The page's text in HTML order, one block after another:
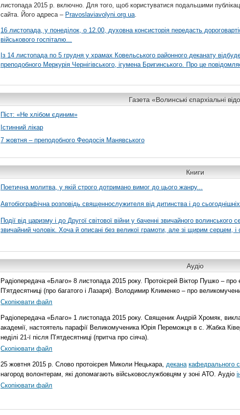
листопада 2015 р. включно. Для того, щоб користуватися подальшими
сайта. Його адреса – Pravoslaviavolyni.org.ua.
16 листопада, у понеділок, о 12.00, духовна консисторія передасть
військового госпіталю...
Із 14 листопада по 5 грудня у храмах Ковельського районного деканату
преподобного Меркурія Чернігівського, ігумена Бригинського. Про це
Газета «Волинські єпархіальні
Піст: «Не хлібом єдиним»
Істинний лікар
7 жовтня – преподобного Феодосія Манявського
Книги
Поетична молитва, у якій строго дотримано вимог до цього жанру...
Автобіографічна розповідь священнослужителя від дитинства і до
Події від царизму і до Другої світової війни у баченні звичайного
звичайний чоловік. Хоча й описані без великої грамоти, але зі щирим серцем,
Аудіо
Радіопередача «Благо» 8 листопада 2015 року. Протоієрей Віктор Пушко – про
П’ятдесятниці (про багатого і Лазаря). Володимир Клименко – про
Скопіювати файл
Радіопередача «Благо» 1 листопада 2015 року. Священик Андрій Хромяк,
академії, настоятель парафії Великомученика Юрія Переможця в с. Жабка
неділі 21-ї після П’ятдесятниці (притча про сіяча).
Скопіювати файл
25 жовтня 2015 р. Слово протоієрея Миколи Нецькара, декана кафедрального
нагород волонтерам, які допомагають військовослужбовцям у зоні АТО. Аудіо
Скопіювати файл